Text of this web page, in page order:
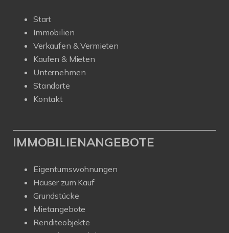
Start
Immobilien
Verkaufen & Vermieten
Kaufen & Mieten
Unternehmen
Standorte
Kontakt
IMMOBILIENANGEBOTE
Eigentumswohnungen
Häuser zum Kauf
Grundstücke
Mietangebote
Renditeobjekte